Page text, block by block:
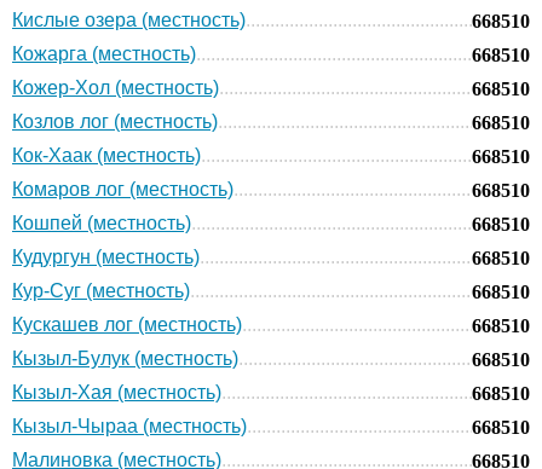
Кислые озера (местность)
668510
Кожарга (местность)
668510
Кожер-Хол (местность)
668510
Козлов лог (местность)
668510
Кок-Хаак (местность)
668510
Комаров лог (местность)
668510
Кошпей (местность)
668510
Кудургун (местность)
668510
Кур-Суг (местность)
668510
Кускашев лог (местность)
668510
Кызыл-Булук (местность)
668510
Кызыл-Хая (местность)
668510
Кызыл-Чыраа (местность)
668510
Малиновка (местность)
668510